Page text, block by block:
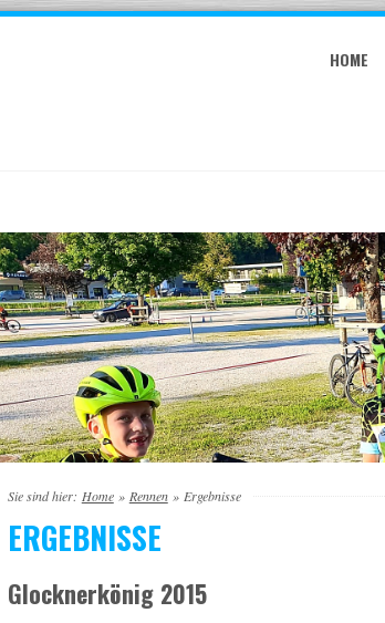
HOME
Sie sind hier: Home » Rennen » Ergebnisse
ERGEBNISSE
Glocknerkönig 2015